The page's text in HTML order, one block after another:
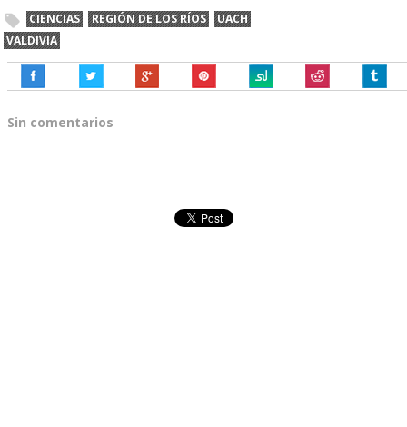
CIENCIAS REGIÓN DE LOS RÍOS
UACH
VALDIVIA
Sin comentarios